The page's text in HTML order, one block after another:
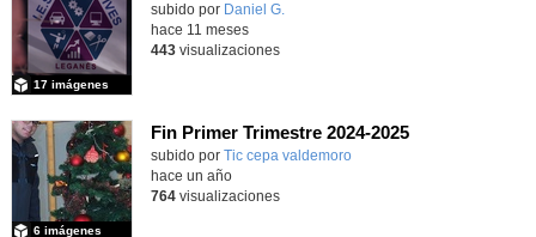
subido por Daniel G.
17 imágenes
hace 11 meses
443visualizaciones
Fin Primer Trimestre 2024-2025
subido por Tic cepa valdemoro
6 imágenes
-
hace un año
764visualizaciones